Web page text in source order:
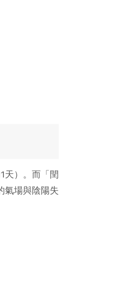
天）。而「閏
氣場與陰陽失